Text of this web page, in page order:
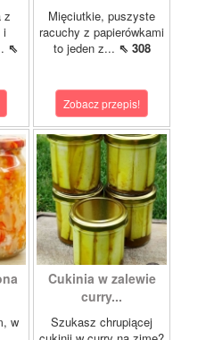
z
i
⇖
Mięciutkie, puszyste
racuchy z papierówkami
to jeden z... ⇖ 308
Zobacz przepis!
w
Cukinia w zalewie
curry...
Szukasz chrupiącej